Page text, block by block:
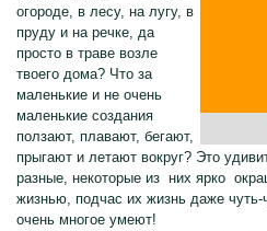
огороде, в лесу, на лугу, в
пруду и на речке, да
просто в траве возле
твоего дома? Что за
маленькие и не очень
маленькие создания
ползают, плавают, бегают,
прыгают и летают вокруг? Это
разные, некоторые из них ярко
жизнью, подчас их жизнь даже
очень многое умеют!